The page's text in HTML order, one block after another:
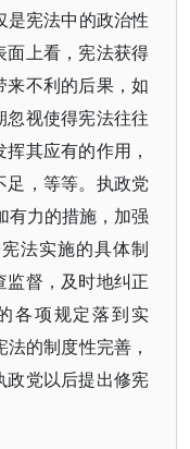
是宪法中的政治性
面上看，宪法获得
不利的后果，如
视使得宪法往往
其应有的作用，
，等等。执政党
有力的措施，加强
法实施的具体制
督，及时地纠正
各项规定落到实
的制度性完善，
政党以后提出修宪